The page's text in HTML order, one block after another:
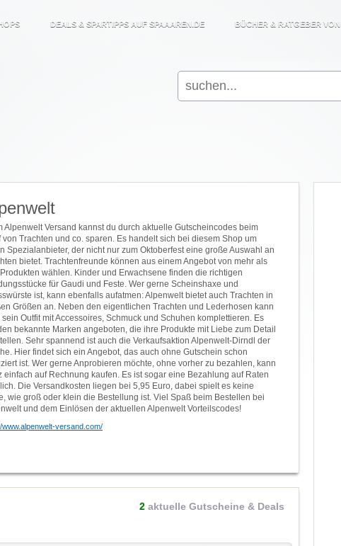
DEALS & SPARTIPPS AUF SPAAAREN.DE BÜCHER & RATGEBER
for:
Alpenwelt Versand kannst du durch aktuelle Gutscheincodes beim
von Trachten und co. sparen. Es handelt sich bei diesem Shop um
Spezialanbieter, der nicht nur zum Oktoberfest eine große Auswahl an
bietet. Trachtenfreunde können aus einem Angebot von mehr als
wählen. Kinder und Erwachsene finden die richtigen
für Gaudi und Feste. Wer gerne Scheinshaxe und
ist, kann ebenfalls aufatmen: Alpenwelt bietet auch Trachten in
Größen an. Neben den eigentlichen Trachten und Lederhosen kann
sein Outfit mit Accessoires, Schmuck und Schuhen komplettieren. Es
bekannte Marken angeboten, die ihre Produkte mit Liebe zum Detail
Sehr spannend ist auch die Verkaufsaktion Alpenwelt-Dirndl der
Hier findet sich ein Angebot, das auch ohne Gutschein schon
ist. Wer gerne Anprobieren möchte, ohne vorher zu bezahlen, kann
einfach auf Rechnung kaufen. Es ist sogar eine Bezahlung auf Raten
Die Versandkosten liegen bei 5,95 Euro, dabei spielt es keine
wie groß oder klein die Bestellung ist. Viel Spaß beim Bestellen bei
und dem Einlösen der aktuellen Alpenwelt Vorteilscodes!
www.alpenwelt-versand.com/
2 aktuelle Gutscheine & Deals